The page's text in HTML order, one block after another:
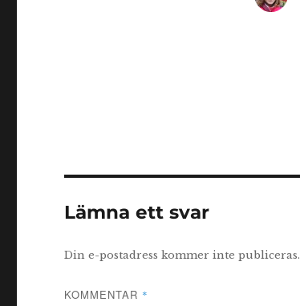
Lämna ett svar
Din e-postadress kommer inte publiceras.
KOMMENTAR *